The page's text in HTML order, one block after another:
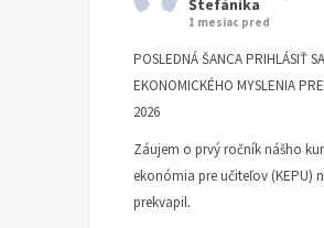
Štefánika
1 mesiac pred
POSLEDNÁ ŠANCA PRIHLÁSIŤ
EKONOMICKÉHO MYSLENIA
2026
Záujem o prvý ročník nášho
ekonómia pre učiteľov (KEPU)
prekvapil.